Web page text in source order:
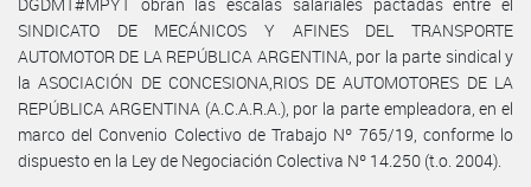
SINDICATO DE MECÁNICOS Y AFINES DEL TRANSPORTE
AUTOMOTOR DE LA REPÚBLICA ARGENTINA, por la parte sindical y
la ASOCIACIÓN DE CONCESIONA,RIOS DE AUTOMOTORES DE LA
REPÚBLICA ARGENTINA (A.C.A.R.A.), por la parte empleadora, en el
marco del Convenio Colectivo de Trabajo Nº 765/19, conforme lo
dispuesto en la Ley de Negociación Colectiva Nº 14.250 (t.o. 2004).